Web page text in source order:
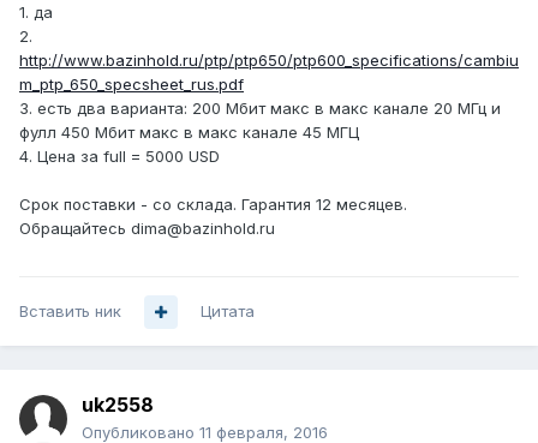
1. да
2.
http://www.bazinhold.ru/ptp/ptp650/ptp600_specifications/cambiu
m_ptp_650_specsheet_rus.pdf
3. есть два варианта: 200 Мбит макс в макс канале 20 МГц и
фулл 450 Мбит макс в макс канале 45 МГЦ
4. Цена за full = 5000 USD
Срок поставки - со склада. Гарантия 12 месяцев.
Обращайтесь dima@bazinhold.ru
Вставить ник Цитата
uk2558
Опубликовано 11 февраля, 2016